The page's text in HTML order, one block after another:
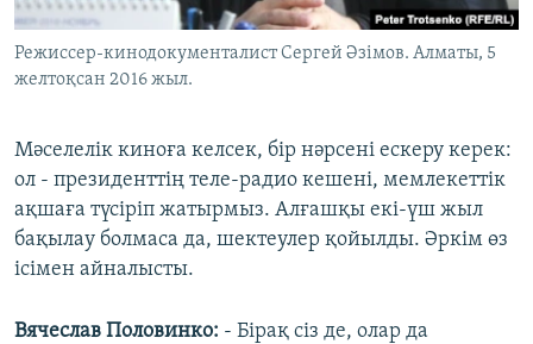
Режиссер-кинодокументалист Сергей Әзімов. Алматы, 5
желтоқсан 2016 жыл.
Мәселелік киноға келсек, бір нәрсені ескеру керек:
ол - президенттің теле-радио кешені, мемлекеттік
ақшаға түсіріп жатырмыз. Алғашқы екі-үш жыл
бақылау болмаса да, шектеулер қойылды. Әркім өз
ісімен айналысты.
Вячеслав Половинко: - Бірақ сіз де, олар да